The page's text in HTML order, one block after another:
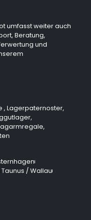
umfasst weiter auch
Beratung,
und
, Lagerpaternoster,
,
,
/ Wallau